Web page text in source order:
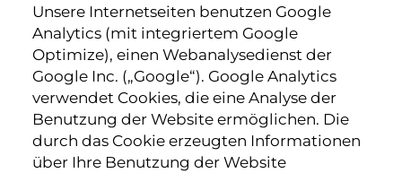
Unsere Internetseiten benutzen Google
Analytics (mit integriertem Google
Optimize), einen Webanalysedienst der
Google Inc. („Google“). Google Analytics
verwendet Cookies, die eine Analyse der
Benutzung der Website ermöglichen. Die
durch das Cookie erzeugten Informationen
über Ihre Benutzung der Website